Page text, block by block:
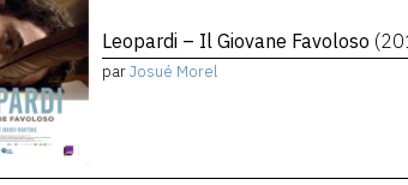
Leopardi – Il Giovane Favoloso
parJosué Morel